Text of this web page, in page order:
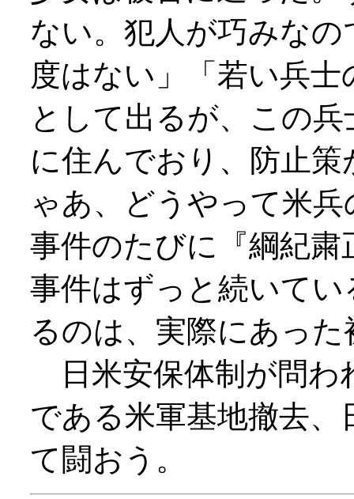
ない。犯人が巧みな
度はない」「若い兵
として出るが、この
に住んでおり、防止
ゃあ、どうやって米
事件のたびに『綱紀
事件はずっと続いて
るのは、実際にあっ
日米安保体制が問わ
である米軍基地撤去
て闘おう。